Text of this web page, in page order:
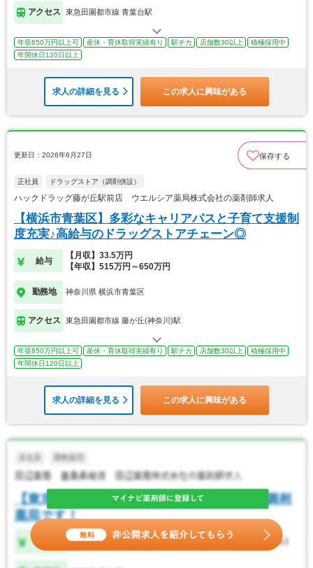
アクセス 東急田園都市線 青葉台駅
年収650万円以上可 産休・育休取得実績有り 駅チカ 店舗数30以上
積極採用中
年間休日120日以上
求人の詳細を見る この求人に興味がある
更新日：2026年6月27日 保存する
正社員 ドラッグストア（調剤併設）
ハックドラッグ藤が丘駅前店 ウエルシア薬局株式会社の薬剤師求人
【横浜市青葉区】多彩なキャリアパスと子育て支援制
度充実♪高給与のドラッグストアチェーン◎
給与
【月収】33.5万円
【年収】515万円～650万円
勤務地 神奈川県 横浜市青葉区
アクセス 東急田園都市線 藤が丘(神奈川)駅
年収650万円以上可 産休・育休取得実績有り 駅チカ 店舗数30以上
積極採用中
年間休日120日以上
求人の詳細を見る この求人に興味がある